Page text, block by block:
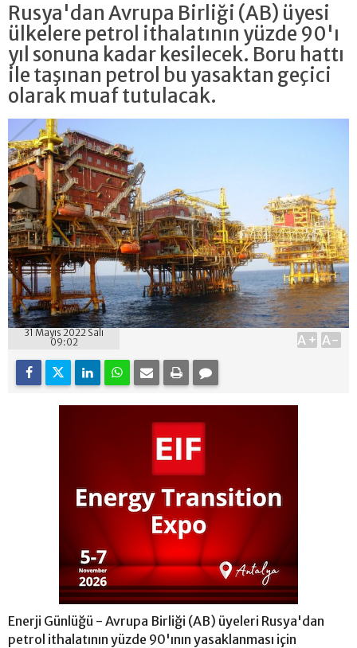
Rusya'dan Avrupa Birliği (AB) üyesi
ülkelere petrol ithalatının yüzde 90'ı
yıl sonuna kadar kesilecek. Boru hattı
ile taşınan petrol bu yasaktan geçici
olarak muaf tutulacak.
31 Mayıs 2022 Salı
09:02
A+ A-
Enerji Günlüğü - Avrupa Birliği (AB) üyeleri Rusya'dan
petrol ithalatının yüzde 90'ının yasaklanması için